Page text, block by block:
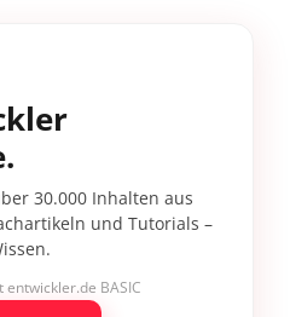
30.000 Inhalten aus
und Tutorials –
BASIC